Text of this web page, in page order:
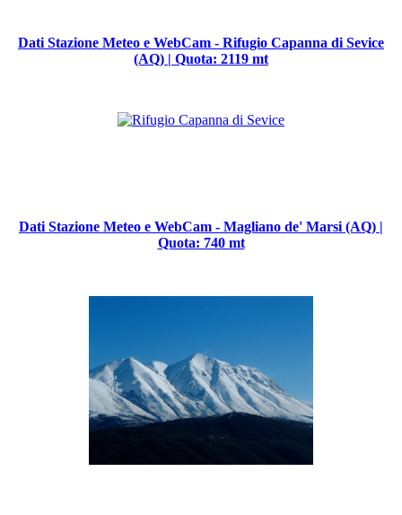
Dati Stazione Meteo e WebCam - Rifugio Capanna di Sevice
(AQ) | Quota: 2119 mt
Dati Stazione Meteo e WebCam - Magliano de' Marsi (AQ) |
Quota: 740 mt